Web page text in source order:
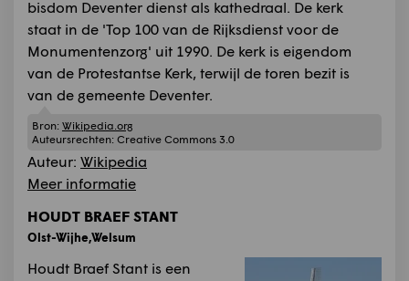
bisdom Deventer dienst als kathedraal. De kerk
staat in de 'Top 100 van de Rijksdienst voor de
Monumentenzorg' uit 1990. De kerk is eigendom
van de Protestantse Kerk, terwijl de toren bezit is
van de gemeente Deventer.
Bron: Wikipedia.org
Auteursrechten: Creative Commons 3.0
Auteur: Wikipedia
Meer informatie
HOUDT BRAEF STANT
Olst-Wijhe,Welsum
Houdt Braef Stant is een